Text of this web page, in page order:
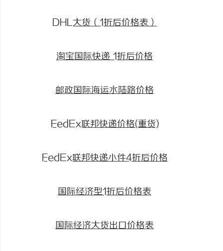
DHL大货（1折后价格表）
淘宝国际快递 1折后价格
邮政国际海运水陆路价格
FedEx联邦快递价格(重货)
FedEx联邦快递小件4折后价格
国际经济型1折后价格表
国际经济大货出口价格表